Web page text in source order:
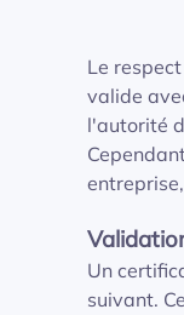
Le
valide
l'autorité
Un
suivant.